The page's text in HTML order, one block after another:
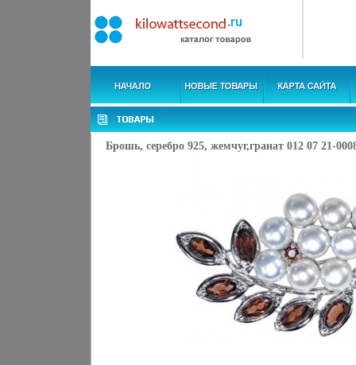
Брошь, серебро 925, жемчуг,гранат 012 07 21-